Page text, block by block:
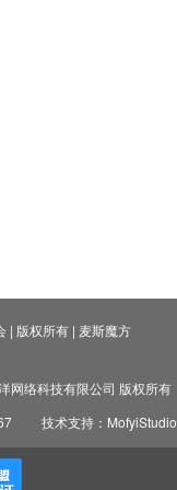
| 版权所有| 麦斯魔方
网络科技有限公司 版权所有
技术支持：MofyiStudio